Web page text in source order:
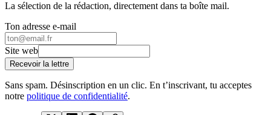
La sélection de la rédaction, directement dans ta boîte mail.
Ton adresse e-mail
Site web
Recevoir la lettre
Sans spam. Désinscription en un clic. En t’inscrivant, tu acceptes
notre politique de confidentialité.